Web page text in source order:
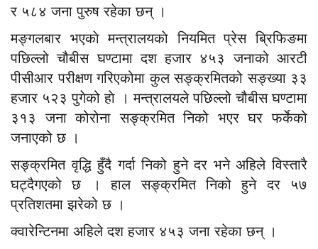
र ५८४ जना पुरुष रहेका छन् ।
मङ्गलबार भएकाे मन्त्रालयकाे नियमित प्रेस ब्रिफिङमा
पछिल्लो चौबीस घण्टामा दश हजार ४५३ जनाको आरटी
पीसीआर परीक्षण गरिएकोमा कुल सङ्क्रमितको सङ्ख्या ३३
हजार ५२३ पुगेको हाे । मन्त्रालयले पछिल्लो चौबीस घण्टामा
३१३ जना कोरोना सङ्क्रमित निको भएर घर फर्केको
जनाएको छ ।
सङ्क्रमित वृद्धि हुँदै गर्दा निको हुने दर भने अहिले विस्तारै
घट्दैगएको छ । हाल सङ्क्रमित निको हुने दर ५७
प्रतिशतमा झरेको छ ।
क्वारेन्टिनमा अहिले दश हजार ४५३ जना रहेका छन् ।